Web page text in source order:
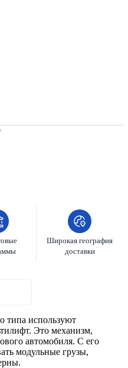
Широкая география
доставки
типа используют
Это механизм,
автомобиля. С его
модульные грузы,